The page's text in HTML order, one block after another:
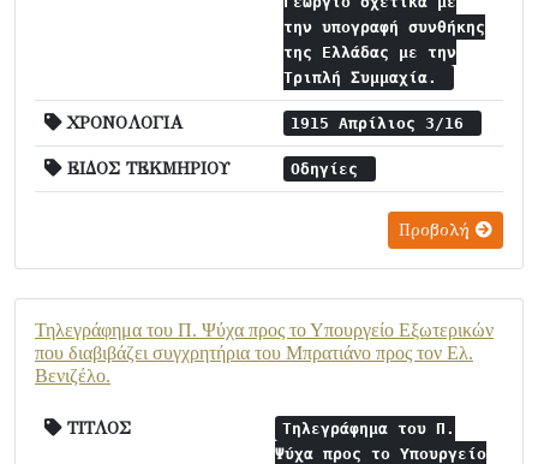
την υπογραφή συνθήκης
της Ελλάδας με την
Τριπλή Συμμαχία.
ΧΡΟΝΟΛΟΓΙΑ 1915 Απρίλιος 3/16
ΕΙΔΟΣ ΤΕΚΜΗΡΙΟΥ Οδηγίες
Προβολή
Τηλεγράφημα του Π. Ψύχα προς το Υπουργείο Εξωτερικών
που διαβιβάζει συγχρητήρια του Μπρατιάνο προς τον Ελ.
Βενιζέλο.
ΤΙΤΛΟΣ
Τηλεγράφημα του Π.
Ψύχα προς το Υπουργείο